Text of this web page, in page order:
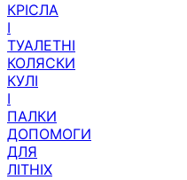
КРІСЛА
І
ТУАЛЕТНІ
КОЛЯСКИ
КУЛІ
І
ПАЛКИ
ДОПОМОГИ
ДЛЯ
ЛІТНІХ